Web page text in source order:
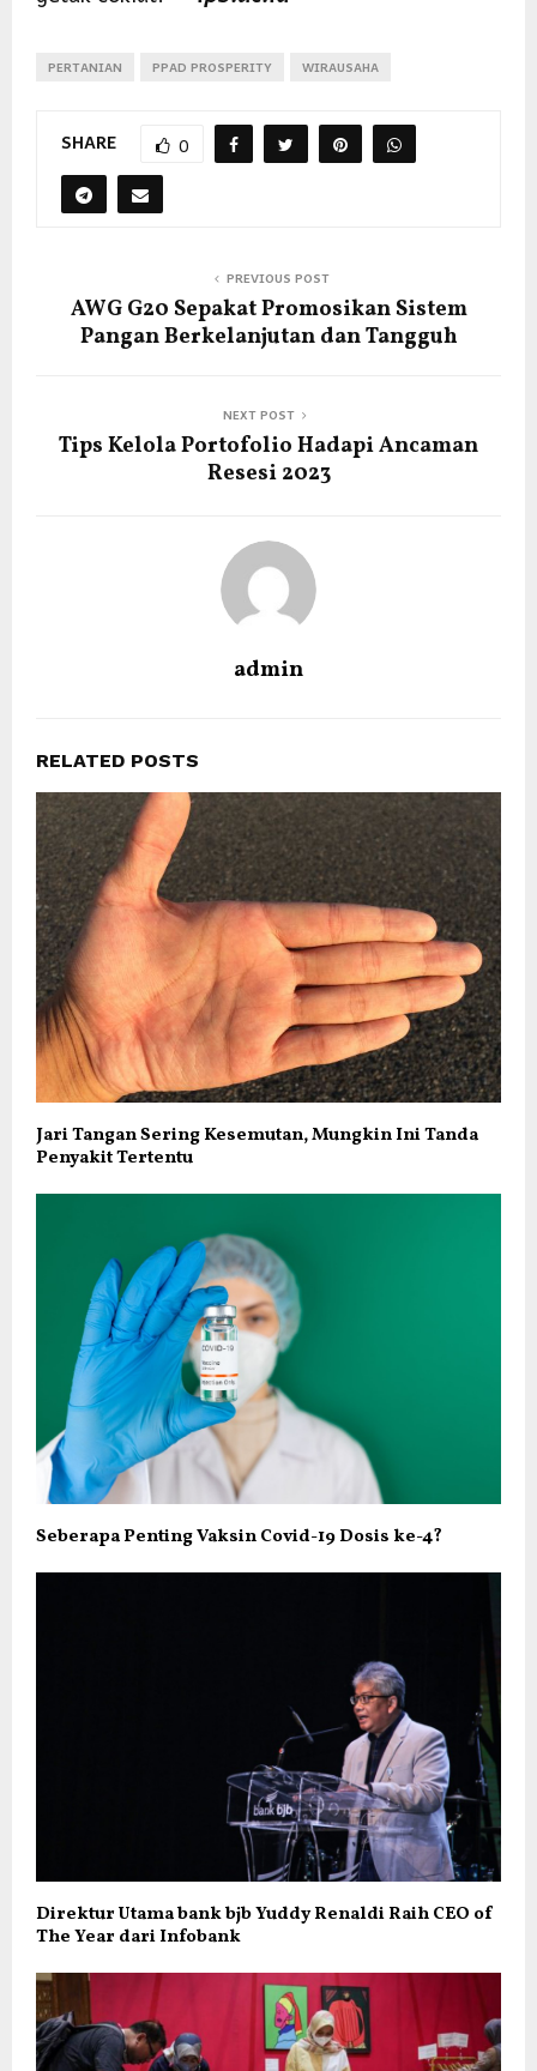
PERTANIAN PPAD PROSPERITY WIRAUSAHA
SHARE 0
PREVIOUS POST
AWG G20 Sepakat Promosikan Sistem
Pangan Berkelanjutan dan Tangguh
NEXT POST
Tips Kelola Portofolio Hadapi Ancaman
Resesi 2023
admin
RELATED POSTS
Jari Tangan Sering Kesemutan, Mungkin Ini Tanda
Penyakit Tertentu
Seberapa Penting Vaksin Covid-19 Dosis ke-4?
Direktur Utama bank bjb Yuddy Renaldi Raih CEO of
The Year dari Infobank